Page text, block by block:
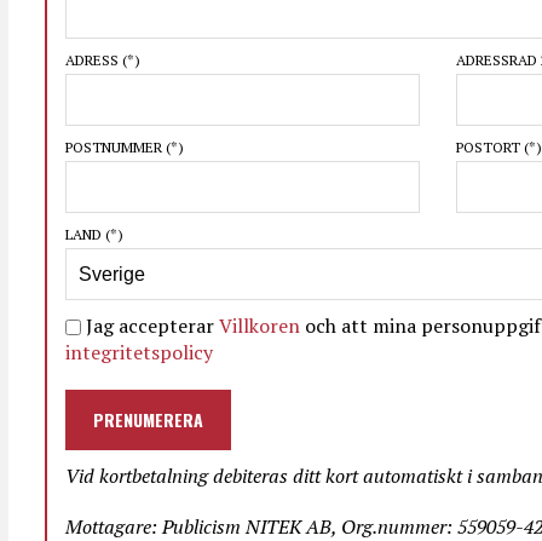
ADRESS (*) ADRESSRAD
POSTNUMMER (*) POSTORT (*)
LAND (*)
Jag accepterarVillkoren och att mina
integritetspolicy
PRENUMERERA
Vid kortbetalning debiteras ditt kort automatiskt i
Mottagare: Publicism NITEK AB, Org.nummer: 559059-